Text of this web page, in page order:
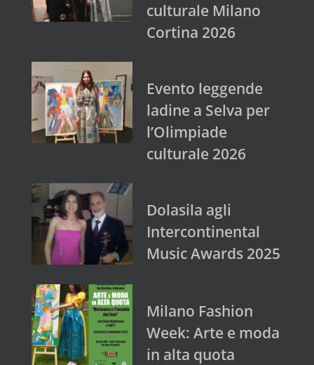
culturale Milano
Cortina 2026
Evento leggende
ladine a Selva per
l’Olimpiade
culturale 2026
Dolasila agli
Intercontinental
Music Awards 2025
Milano Fashion
Week: Arte e moda
in alta quota